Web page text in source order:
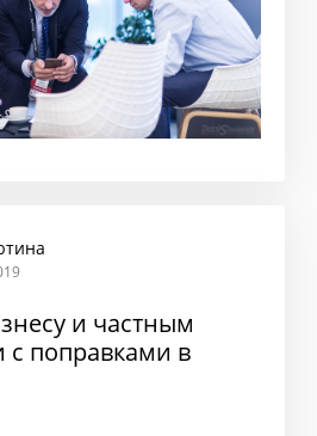
и частным
с поправками в